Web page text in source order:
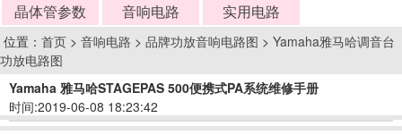
晶体管参数
音响电路 实用电路
位置： 首页 > 音响电路 > 品牌功放音响电路图 > Yamaha雅马哈调音台
功放电路图
Yamaha 雅马哈STAGEPAS 500便携式PA系统维修手册
时间:2019-06-08 18:23:42